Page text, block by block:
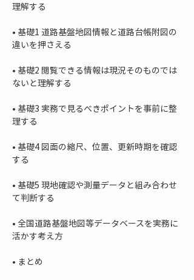
• 基礎1 道路基盤地図情報と道路台帳附図の
• 基礎2 閲覧できる情報は現況そのものでは
• 基礎3 実務で見るべきポイントを事前に整
• 基礎4 図面の縮尺、位置、更新時期を確認
• 基礎5 現地確認や測量データと組み合わせ
• 全国道路基盤地図等データベースを実務に
• まとめ